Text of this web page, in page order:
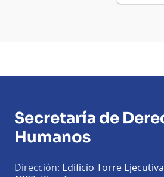
Secretaría de
Humanos
Dirección: Edificio Torre